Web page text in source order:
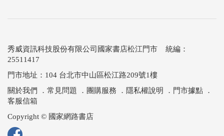
秀威資訊科技股份有限公司國家書店松江門市 統編：
25511417
門市地址：104 台北市中山區松江路209號1樓
關於我們
． 常見問題 ． 團購服務 ． 隱私權說明 ． 門市據點 ．
客服信箱
Copyright © 國家網路書店